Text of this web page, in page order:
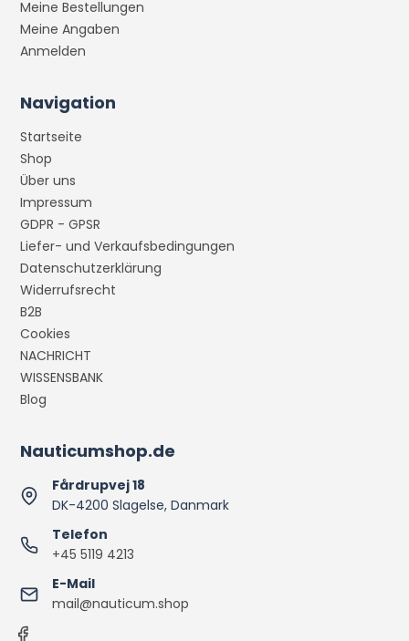
Meine Bestellungen
Meine Angaben
Anmelden
Navigation
Startseite
Shop
Über uns
Impressum
GDPR - GPSR
Liefer- und Verkaufsbedingungen
Datenschutzerklärung
Widerrufsrecht
B2B
Cookies
NACHRICHT
WISSENSBANK
Blog
Nauticumshop.de
Fårdrupvej 18
DK-4200 Slagelse, Danmark
Telefon
+45 5119 4213
E-Mail
mail@nauticum.shop